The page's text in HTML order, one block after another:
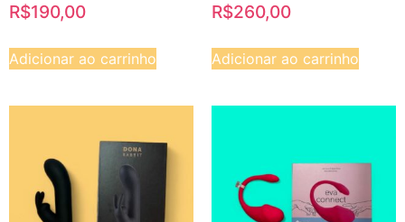
R$190,00
Adicionar ao carrinho
R$260,00
Adicionar ao carrinho